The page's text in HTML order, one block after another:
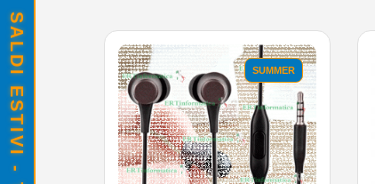
SUMMER